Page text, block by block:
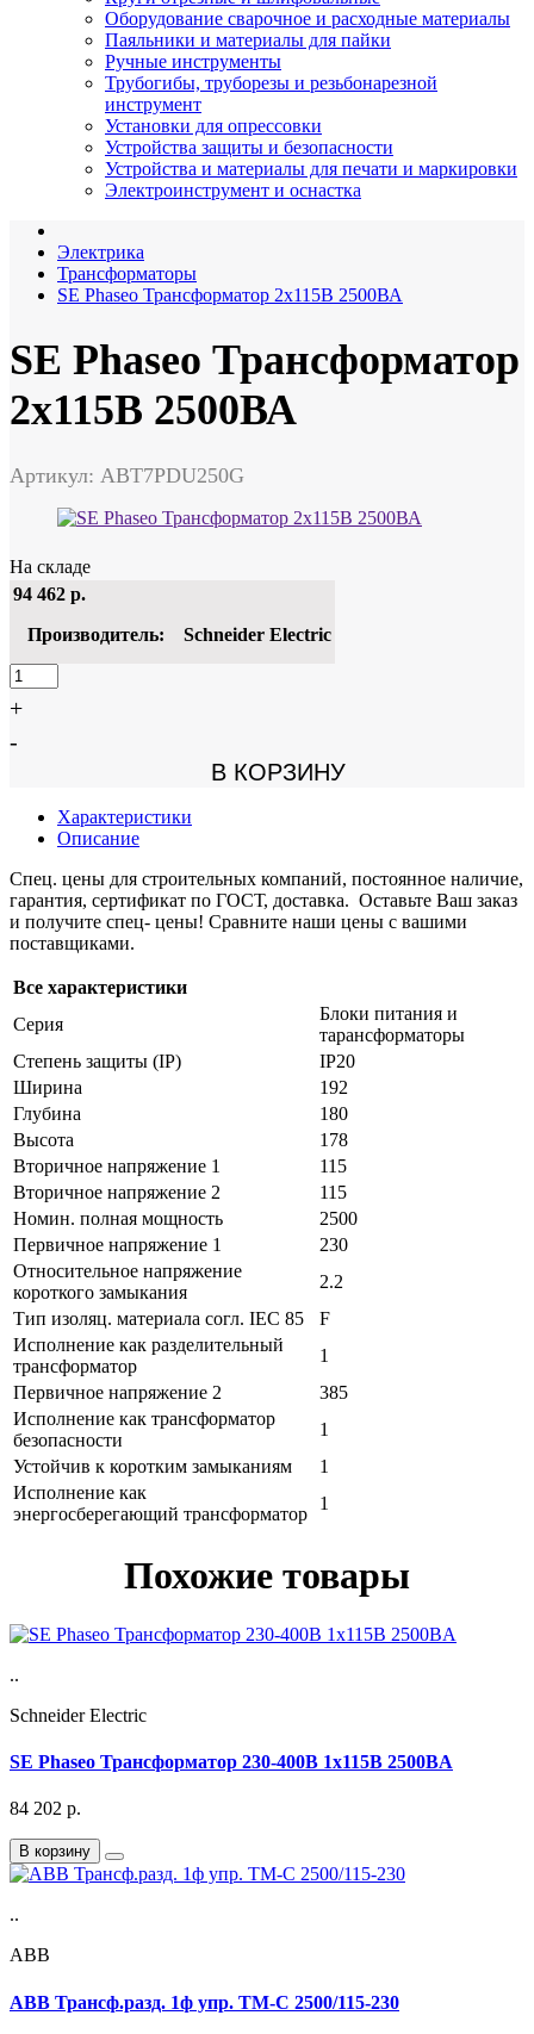
Оборудование сварочное и расходные материалы
Паяльники и материалы для пайки
Ручные инструменты
Трубогибы, труборезы и резьбонарезной
инструмент
Установки для опрессовки
Устройства защиты и безопасности
Устройства и материалы для печати и маркировки
Электроинструмент и оснастка
Электрика
Трансформаторы
SE Phaseo Трансформатор 2x115В 2500ВА
SE Phaseo Трансформатор
2x115В 2500ВА
Артикул: ABT7PDU250G
На складе
94 462 р.
Производитель:
Schneider Electric
+
-
В КОРЗИНУ
Характеристики
Описание
Спец. цены для строительных компаний, постоянное наличие,
гарантия, сертификат по ГОСТ, доставка. Оставьте Ваш заказ
и получите спец- цены! Сравните наши цены с вашими
поставщиками.
Все характеристики
Серия
Блоки питания и
тарансформаторы
Степень защиты (IP)
IP20
Ширина
192
Глубина
180
Высота
178
Вторичное напряжение 1
115
Вторичное напряжение 2
115
Номин. полная мощность
2500
Первичное напряжение 1
230
Относительное напряжение
короткого замыкания
2.2
Тип изоляц. материала согл. IEC 85
F
Исполнение как разделительный
трансформатор
1
Первичное напряжение 2
385
Исполнение как трансформатор
безопасности
1
Устойчив к коротким замыканиям
1
Исполнение как
энергосберегающий трансформатор
1
Похожие товары
..
Schneider Electric
SE Phaseo Трансформатор 230-400В 1x115В 2500ВA
84 202 р.
В корзину
..
ABB
ABB Трансф.разд. 1ф упр. TM-C 2500/115-230